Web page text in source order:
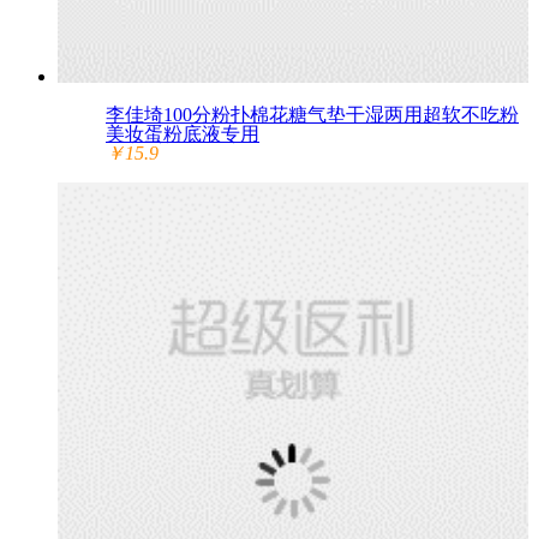
李佳埼100分粉扑棉花糖气垫干湿两用超软不吃粉
美妆蛋粉底液专用
￥15.9